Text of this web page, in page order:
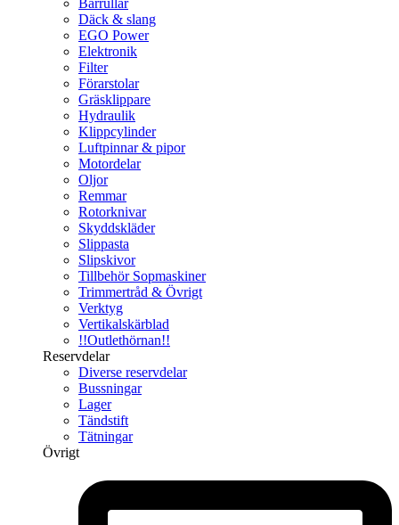
Bärrullar
Däck & slang
EGO Power
Elektronik
Filter
Förarstolar
Gräsklippare
Hydraulik
Klippcylinder
Luftpinnar & pipor
Motordelar
Oljor
Remmar
Rotorknivar
Skyddskläder
Slippasta
Slipskivor
Tillbehör Sopmaskiner
Trimmertråd & Övrigt
Verktyg
Vertikalskärblad
!!Outlethörnan!!
Reservdelar
Diverse reservdelar
Bussningar
Lager
Tändstift
Tätningar
Övrigt